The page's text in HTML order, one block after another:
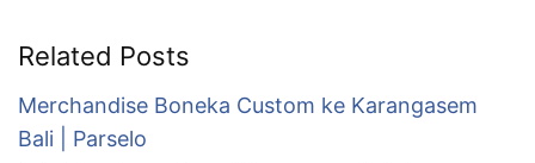
Related Posts
Merchandise Boneka Custom ke Karangasem
Bali | Parselo